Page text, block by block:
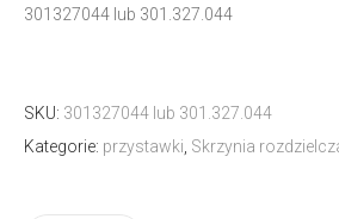
301327044 lub 301.327.044
SKU: 301327044 lub 301.327.044
Kategorie: przystawki Skrzynia